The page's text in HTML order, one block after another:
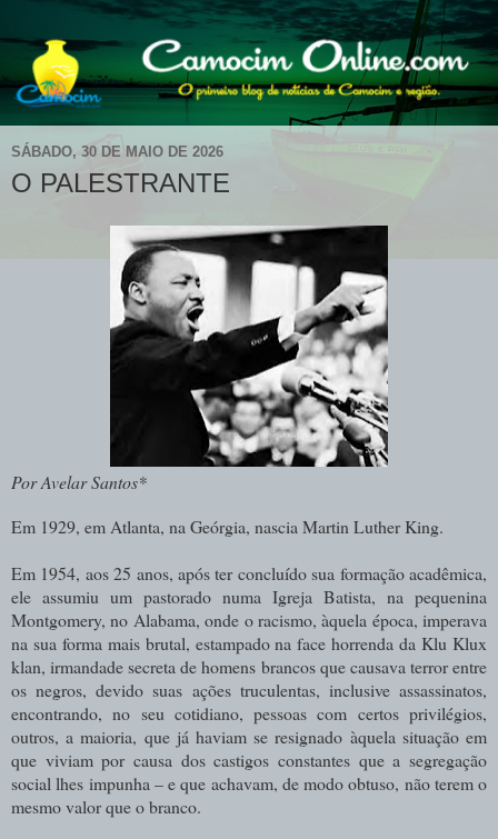
SÁBADO, 30 DE MAIO DE 2026
O PALESTRANTE
Por Avelar Santos*
Em 1929, em Atlanta, na Geórgia, nascia Martin Luther King.
Em 1954, aos 25 anos, após ter concluído sua formação acadêmica,
ele assumiu um pastorado numa Igreja Batista, na pequenina
Montgomery, no Alabama, onde o racismo, àquela época, imperava
na sua forma mais brutal, estampado na face horrenda da Klu Klux
klan, irmandade secreta de homens brancos que causava terror entre
os negros, devido suas ações truculentas, inclusive assassinatos,
encontrando, no seu cotidiano, pessoas com certos privilégios,
outros, a maioria, que já haviam se resignado àquela situação em
que viviam por causa dos castigos constantes que a segregação
social lhes impunha – e que achavam, de modo obtuso, não terem o
mesmo valor que o branco.